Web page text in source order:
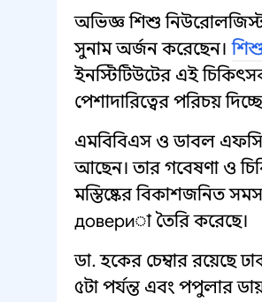
অভিজ্ঞ শিশু নিউরোলজিস্ট
সুনাম অর্জন করেছেন।
ইনস্টিটিউটের এই
পেশাদারিত্বের পরিচয়
এমবিবিএস ও ডাবল
আছেন। তার গবেষণা ও
মস্তিষ্কের বিকাশজনিত
довериা তৈরি করেছে।
ডা. হকের চেম্বার রয়েছে
৫টা পর্যন্ত এবং পপুলার